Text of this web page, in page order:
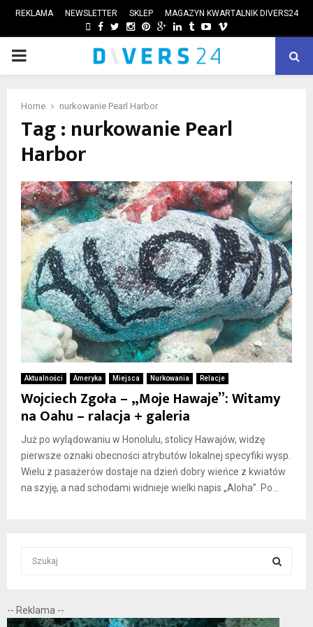
REKLAMA NEWSLETTER SKLEP MAGAZYN KWARTALNIK DIVERS24
FACEBOOK
TWITTER
INSTAGRAM
PINTEREST
GOOGLE
LINKEDIN
TUMBLRYOUTUBE
VIMEO
PRIMARY
Home nurkowanie Pearl Harbor
Tag : nurkowanie Pearl
Harbor
Aktualności Ameryka Miejsca Nurkowania Relacje
Wojciech Zgoła – „Moje Hawaje”: Witamy
na Oahu – ralacja + galeria
Już po wylądowaniu w Honolulu, stolicy Hawajów, widzę
pierwsze oznaki obecności atrybutów lokalnej specyfiki wysp.
Wielu z pasażerów dostaje na dzień dobry wieńce z kwiatów
na szyję, a nad schodami widnieje wielki napis „Aloha”. Po...
c
E
-- Reklama --